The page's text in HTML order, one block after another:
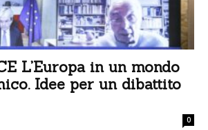
L’Europa in un mondo
Idee per un dibattito
0